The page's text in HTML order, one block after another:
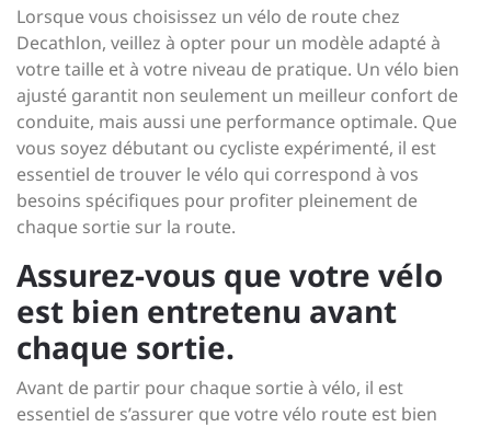
Lorsque vous choisissez un vélo de route chez
Decathlon, veillez à opter pour un modèle adapté à
votre taille et à votre niveau de pratique. Un vélo bien
ajusté garantit non seulement un meilleur confort de
conduite, mais aussi une performance optimale. Que
vous soyez débutant ou cycliste expérimenté, il est
essentiel de trouver le vélo qui correspond à vos
besoins spécifiques pour profiter pleinement de
chaque sortie sur la route.
Assurez-vous que votre vélo
est bien entretenu avant
chaque sortie.
Avant de partir pour chaque sortie à vélo, il est
essentiel de s’assurer que votre vélo route est bien